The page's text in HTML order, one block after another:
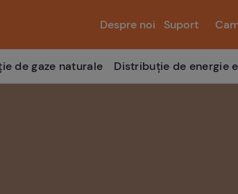
Despre noi Suport
de gaze naturale Distribuție de energie